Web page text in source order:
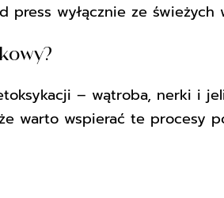
wyłącznie ze świeżych
– wątroba, nerki i
warto wspierać te procesy